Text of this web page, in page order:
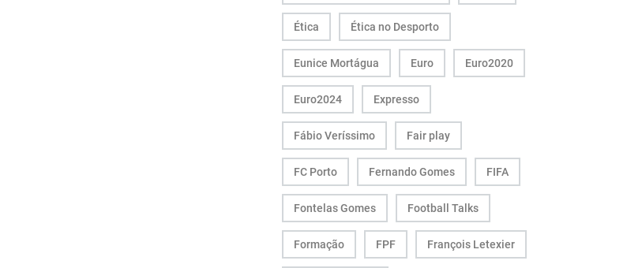
Ética Ética no Desporto
Eunice Mortágua Euro Euro2020
Euro2024 Expresso
Fábio Veríssimo Fair play
FC Porto Fernando Gomes FIFA
Fontelas Gomes Football Talks
Formação FPF François Letexier